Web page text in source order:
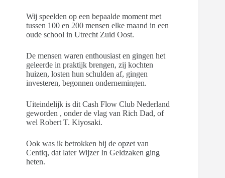
Wij speelden op een bepaalde moment met
tussen 100 en 200 mensen elke maand in een
oude school in Utrecht Zuid Oost.
De mensen waren enthousiast en gingen het
geleerde in praktijk brengen, zij kochten
huizen, losten hun schulden af, gingen
investeren, begonnen ondernemingen.
Uiteindelijk is dit Cash Flow Club Nederland
geworden , onder de vlag van Rich Dad, of
wel Robert T. Kiyosaki.
Ook was ik betrokken bij de opzet van
Centiq, dat later Wijzer In Geldzaken ging
heten.